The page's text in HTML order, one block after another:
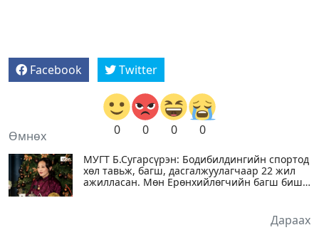
Facebook Twitter
0 0 0 0
Өмнөх
МУГТ Б.Сугарсүрэн: Бодибилдингийн спортод
хөл тавьж, багш, дасгалжуулагчаар 22 жил
ажилласан. Мөн Ерөнхийлөгчийн багш биш
Дараах